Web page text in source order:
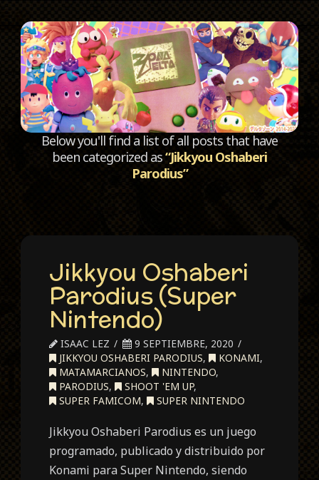
Below you'll find a list of all posts that have
been categorized as“Jikkyou Oshaberi
Parodius”
Jikkyou Oshaberi
Parodius (Super
Nintendo)
ISAAC LEZ
9 SEPTIEMBRE, 2020
JIKKYOU OSHABERI PARODIUS, KONAMI,
MATAMARCIANOS, NINTENDO,
PARODIUS, SHOOT 'EM UP,
SUPER FAMICOM, SUPER NINTENDO
Jikkyou Oshaberi Parodius es un juego
programado, publicado y distribuido por
Konami para Super Nintendo, siendo